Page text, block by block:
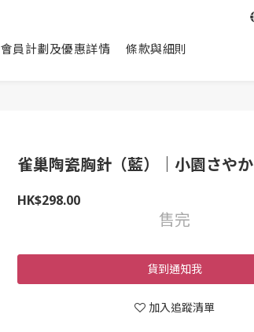
會員計劃及優惠詳情 條款與細則
雀巢陶瓷胸針（藍）｜小園さやか
HK$298.00
售完
貨到通知我
加入追蹤清單